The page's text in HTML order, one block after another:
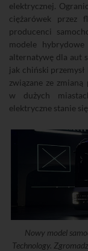
elektrycznej.
ciężarówek przez
producenci
modele
alternatywę dla aut
jak chiński
związane ze
w dużych
elektryczne stanie
Nowy model
Technology.